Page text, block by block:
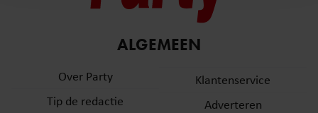
en om ons websiteverkeer te analyseren. Ook delen we
informatie over uw gebruik van onze site met onze
partners voor social media, adverteren en analyse. Deze
informatie die u aan ze heeft verstrekt of die ze hebben
gaat akkoord met onze cookies als u onze website blijft
ALGEMEEN
Over Party
Tip de redactie
Klantenservice
Adverteren